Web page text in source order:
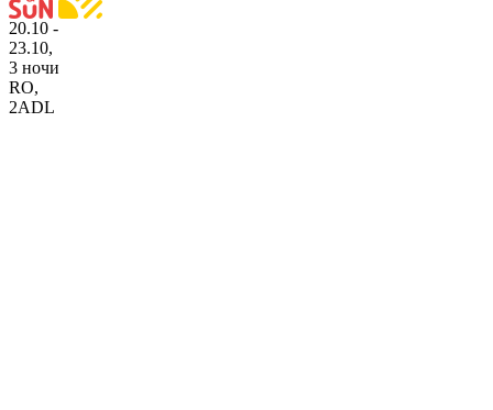
20.10 -
23.10,
3 ночи
RO,
2ADL